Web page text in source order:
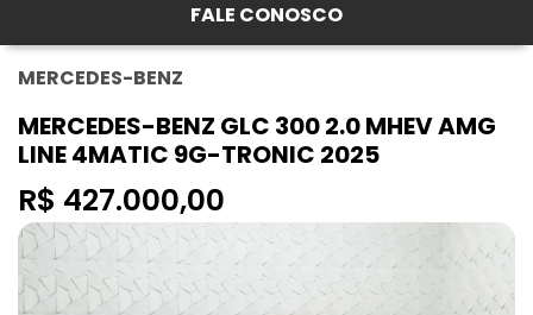
FALE CONOSCO
MERCEDES-BENZ
MERCEDES-BENZ GLC 300 2.0 MHEV AMG
LINE 4MATIC 9G-TRONIC 2025
R$ 427.000,00